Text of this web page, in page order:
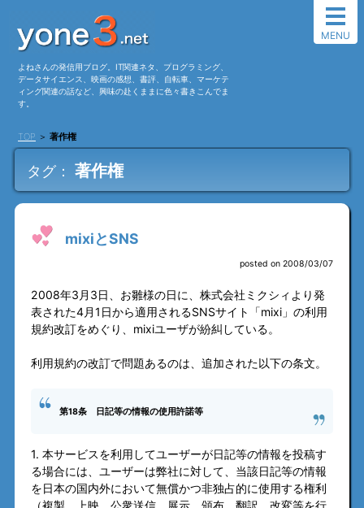
よねさんの発信用ブログ。IT関連ネタ、プログラミング、
データサイエンス、映画の感想、書評、自転車、マーケテ
ィング関連の話など、興味の赴くままに色々書きこんでま
す。
TOP ＞ 著作権
MENU
タグ： 著作権
mixiとSNS
posted on 2008/03/07
2008年3月3日、お雛様の日に、株式会社ミクシィより発
表された4月1日から適用されるSNSサイト「mixi」の利用
規約改訂をめぐり、mixiユーザが紛糾している。
利用規約の改訂で問題あるのは、追加された以下の条文。
第18条 日記等の情報の使用許諾等
1. 本サービスを利用してユーザーが日記等の情報を投稿す
る場合には、ユーザーは弊社に対して、当該日記等の情報
を日本の国内外において無償かつ非独占的に使用する権利